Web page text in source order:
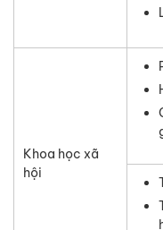
Khoa học xã
hội